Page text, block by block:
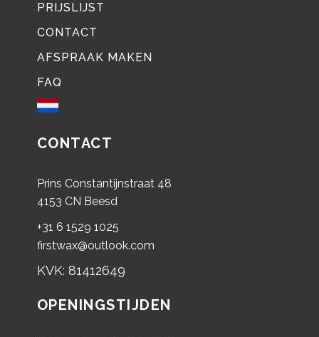
PRIJSLIJST
CONTACT
AFSPRAAK MAKEN
FAQ
CONTACT
Prins Constantijnstraat 48
4153 CN Beesd
+31 6 1529 1025
firstwax@outlook.com
KVK: 81412649
OPENINGSTIJDEN